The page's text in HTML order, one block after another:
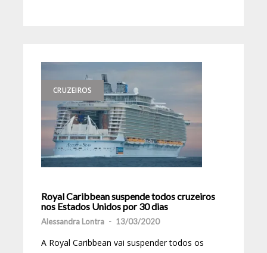
CRUZEIROS
Royal Caribbean suspende todos cruzeiros
nos Estados Unidos por 30 dias
Alessandra Lontra - 13/03/2020
A Royal Caribbean vai suspender todos os